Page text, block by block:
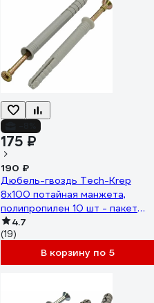
175 ₽
190 ₽
Дюбель-гвоздь Tech-Krep
8х100 потайная манжета,
полипропилен 10 шт - пакет
103906
4.7
(19)
В корзину по 5